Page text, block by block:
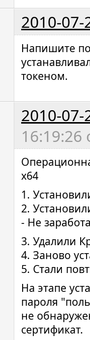
2010-07-
Напишите
токеном.
2010-07-
16:19:26
x64
1.
2.
- Не
3. Удалили
4. Заново
5. Стали
На этапе
пароля
не
сертификат.